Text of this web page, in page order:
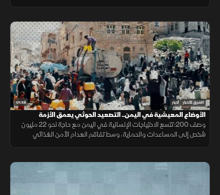
01:38 الشرق للأخبار أخبار
الأوضاع المعيشية في اليمن.. التصعيد الحوثي يعمق الأزمة
وصف 200: تتسع الاحتياجات الإنسانية في اليمن مع حاجة نحو 22 مليون
شخص إلى المساعدات والحماية، وسط تفاقم انعدام الأمن الغذائي